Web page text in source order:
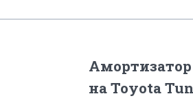
на Toyota